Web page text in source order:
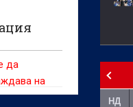
да
на
вземе
НД